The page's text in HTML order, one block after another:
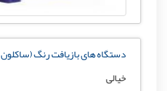
دستگاه های بازیافت رنگ (ساکلون
خیالی